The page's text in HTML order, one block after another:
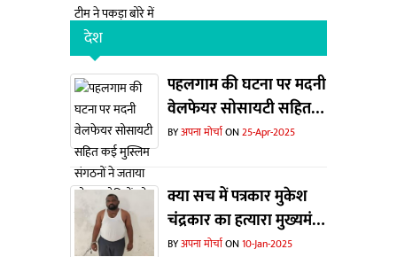
देश
पहलगाम की घटना पर मदनी
वेलफेयर सोसायटी सहित
कई मुस्लिम संगठनों ने
फांसी देने की मांग
BYअपना मोर्चाON25-Apr-2025
क्या सच में पत्रकार मुकेश
चंद्रकार का हत्यारा मुख्यमंत्री
निवास गया था ?
BYअपना मोर्चाON10-Jan-2025